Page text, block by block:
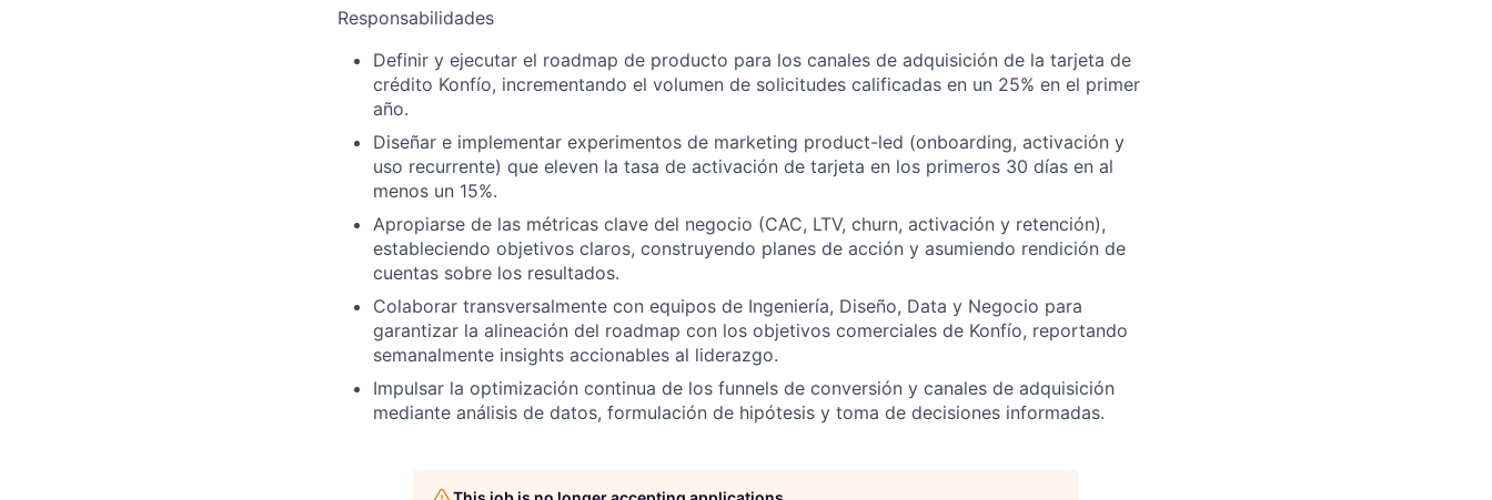
Responsabilidades
Definir y ejecutar el roadmap de producto para los canales de adquisición de la tarjeta de
crédito Konfío, incrementando el volumen de solicitudes calificadas en un 25% en el primer
año.
Diseñar e implementar experimentos de marketing product-led (onboarding, activación y
uso recurrente) que eleven la tasa de activación de tarjeta en los primeros 30 días en al
menos un 15%.
Apropiarse de las métricas clave del negocio (CAC, LTV, churn, activación y retención),
estableciendo objetivos claros, construyendo planes de acción y asumiendo rendición de
cuentas sobre los resultados.
Colaborar transversalmente con equipos de Ingeniería, Diseño, Data y Negocio para
garantizar la alineación del roadmap con los objetivos comerciales de Konfío, reportando
semanalmente insights accionables al liderazgo.
Impulsar la optimización continua de los funnels de conversión y canales de adquisición
mediante análisis de datos, formulación de hipótesis y toma de decisiones informadas.